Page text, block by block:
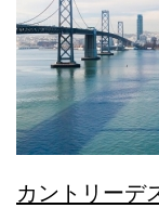
カントリーデ